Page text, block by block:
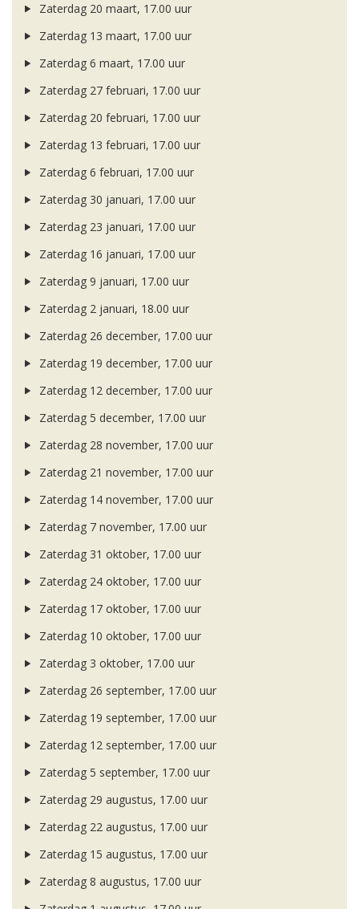
Zaterdag 20 maart, 17.00 uur
Zaterdag 13 maart, 17.00 uur
Zaterdag 6 maart, 17.00 uur
Zaterdag 27 februari, 17.00 uur
Zaterdag 20 februari, 17.00 uur
Zaterdag 13 februari, 17.00 uur
Zaterdag 6 februari, 17.00 uur
Zaterdag 30 januari, 17.00 uur
Zaterdag 23 januari, 17.00 uur
Zaterdag 16 januari, 17.00 uur
Zaterdag 9 januari, 17.00 uur
Zaterdag 2 januari, 18.00 uur
Zaterdag 26 december, 17.00 uur
Zaterdag 19 december, 17.00 uur
Zaterdag 12 december, 17.00 uur
Zaterdag 5 december, 17.00 uur
Zaterdag 28 november, 17.00 uur
Zaterdag 21 november, 17.00 uur
Zaterdag 14 november, 17.00 uur
Zaterdag 7 november, 17.00 uur
Zaterdag 31 oktober, 17.00 uur
Zaterdag 24 oktober, 17.00 uur
Zaterdag 17 oktober, 17.00 uur
Zaterdag 10 oktober, 17.00 uur
Zaterdag 3 oktober, 17.00 uur
Zaterdag 26 september, 17.00 uur
Zaterdag 19 september, 17.00 uur
Zaterdag 12 september, 17.00 uur
Zaterdag 5 september, 17.00 uur
Zaterdag 29 augustus, 17.00 uur
Zaterdag 22 augustus, 17.00 uur
Zaterdag 15 augustus, 17.00 uur
Zaterdag 8 augustus, 17.00 uur